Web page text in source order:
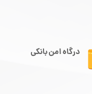
درگاه امن بانکی